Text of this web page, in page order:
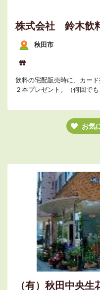
株式会社 鈴木飲
秋田市
飲料の宅配販売時に、カー
２本プレゼント。（何回でも
お気
（有）秋田中央生